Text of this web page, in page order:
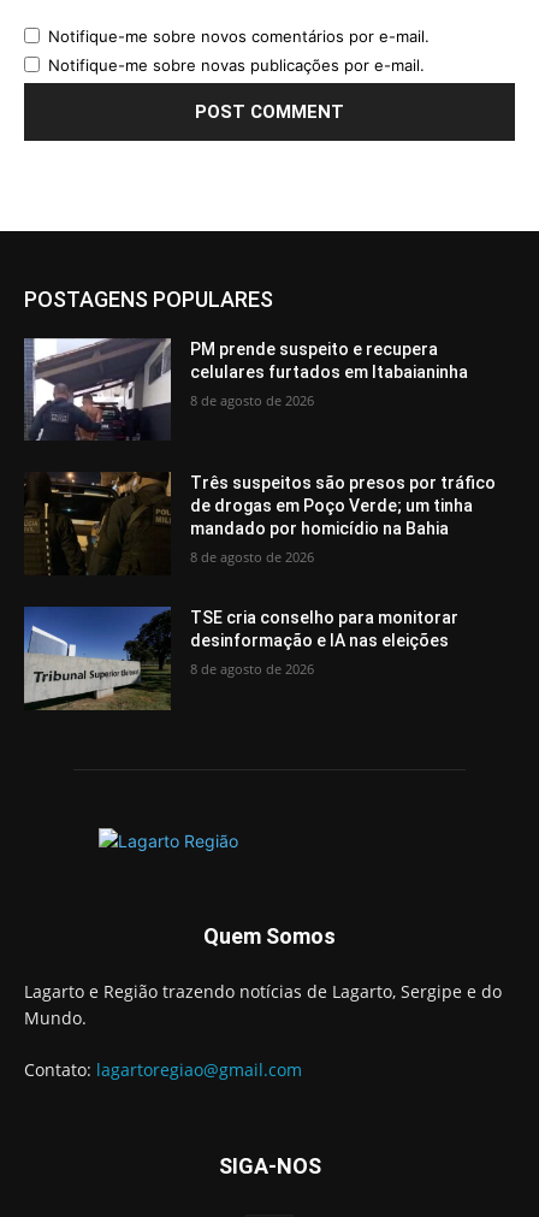
Notifique-me sobre novos comentários por e-mail.
Notifique-me sobre novas publicações por e-mail.
POSTAGENS POPULARES
PM prende suspeito e recupera
celulares furtados em Itabaianinha
8 de agosto de 2026
Três suspeitos são presos por tráfico
de drogas em Poço Verde; um tinha
mandado por homicídio na Bahia
8 de agosto de 2026
TSE cria conselho para monitorar
desinformação e IA nas eleições
8 de agosto de 2026
Quem Somos
Lagarto e Região trazendo notícias de Lagarto, Sergipe e do
Mundo.
Contato: lagartoregiao@gmail.com
SIGA-NOS